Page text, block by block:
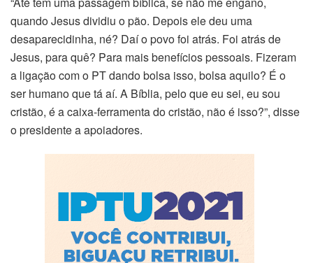
quando Jesus dividiu o pão. Depois ele deu uma
desaparecidinha, né? Daí o povo foi atrás. Foi atrás de
Jesus, para quê? Para mais benefícios pessoais. Fizeram
a ligação com o PT dando bolsa isso, bolsa aquilo? É o
ser humano que tá aí. A Bíblia, pelo que eu sei, eu sou
cristão, é a caixa-ferramenta do cristão, não é isso?”, disse
o presidente a apoiadores.